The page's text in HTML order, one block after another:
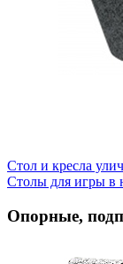
Стол и кресла
Столы для игры в
Опорные,